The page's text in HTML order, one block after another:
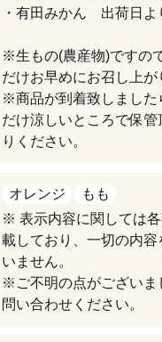
・有田みかん 出荷日よ
※生もの(農産物)ですの
だけお早めにお召し上が
※商品が到着致しました
だけ涼しいところで保
りください。
オレンジ
もも
※ 表示内容に関しては
載しており、一切の内
いません。
※ご不明の点がございま
問い合わせください。